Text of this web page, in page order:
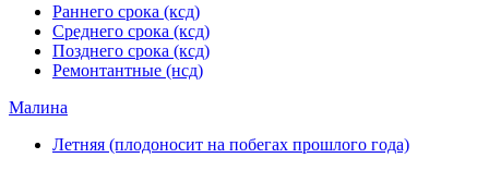
Раннего срока (ксд)
Среднего срока (ксд)
Позднего срока (ксд)
Ремонтантные (нсд)
Малина
Летняя (плодоносит на побегах прошлого года)